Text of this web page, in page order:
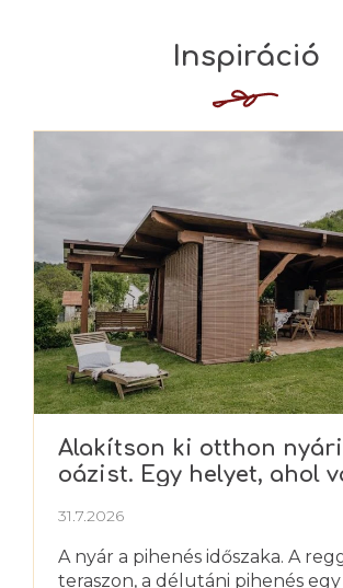
Alakítson ki otthon
oázist. Egy helyet, ahol
31.7.2026
A nyár a pihenés időszaka. A
teraszon, a délutáni pihenés egy